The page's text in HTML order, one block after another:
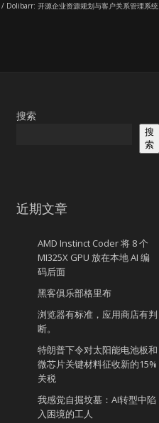
/ Dolibarr: 开源企业资源规划与客户关系管理系统
搜索
搜
索
近期文章
AMD Instinct Coder 将 8 个
MI325X GPU 放在本地 AI 编
码后面
黑客俱乐部格里布
浏览器有标准，应用商店有判
断。
特朗普下令对太阳能电池板和
微芯片关键材料征收新的15%
关税
我感觉自掘坟墓：AI转型中陷
入困境的工人